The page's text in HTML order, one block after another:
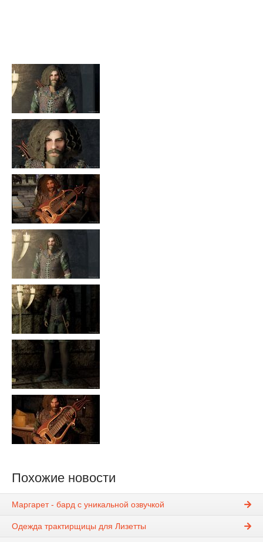
Похожие новости
Маргарет - бард с уникальной озвучкой
Одежда трактирщицы для Лизетты